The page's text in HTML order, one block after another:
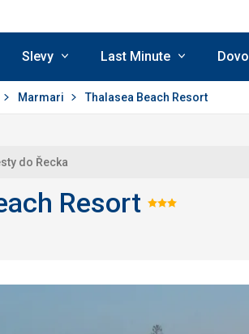
Slevy Last Minute
Marmari Thalasea Beach Resort
do Řecka
Resort